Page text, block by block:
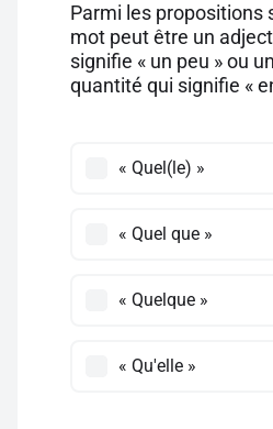
Parmi les propositions
mot peut être un
signifie « un peu » ou
quantité qui signifie «
« Quel(le) »
« Quel que »
« Quelque »
« Qu'elle »